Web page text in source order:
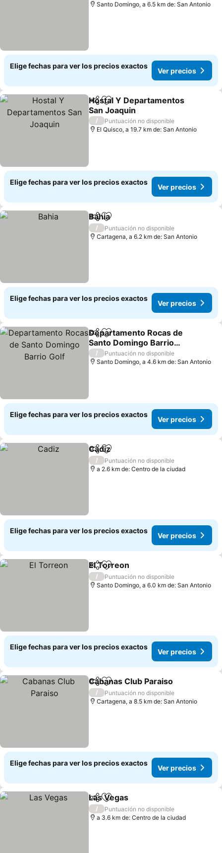
Santo Domingo, a 6.5 km de: San Antonio
Elige fechas para ver los precios exactos
Ver precios
CompartirAgregar a favoritos
Hostal Y Departamentos
San Joaquin
Ver precios
/
Puntuación no disponible
El Quisco, a 19.7 km de: San Antonio
Elige fechas para ver los precios exactos
Ver precios
CompartirAgregar a favoritos
Bahia
/
Puntuación no disponible
Cartagena, a 6.2 km de: San Antonio
Elige fechas para ver los precios exactos
Ver precios
CompartirAgregar a favoritos
Departamento Rocas de
Santo Domingo Barrio
Golf
Ver precios
/
Puntuación no disponible
Santo Domingo, a 4.6 km de: San Antonio
Elige fechas para ver los precios exactos
Ver precios
CompartirAgregar a favoritos
Cadiz
/
Puntuación no disponible
a 2.6 km de: Centro de la ciudad
Elige fechas para ver los precios exactos
Ver precios
CompartirAgregar a favoritos
El Torreon
/
Puntuación no disponible
Santo Domingo, a 6.0 km de: San Antonio
Elige fechas para ver los precios exactos
Ver precios
CompartirAgregar a favoritos
Cabanas Club Paraiso
/
Puntuación no disponible
Cartagena, a 8.5 km de: San Antonio
Elige fechas para ver los precios exactos
Ver precios
CompartirAgregar a favoritos
Las Vegas
/
Puntuación no disponible
a 3.6 km de: Centro de la ciudad